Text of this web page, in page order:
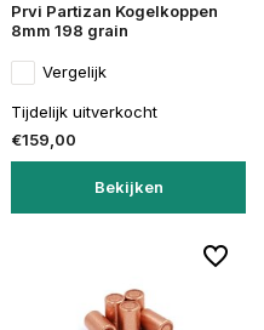
Prvi Partizan Kogelkoppen
8mm 198 grain
Vergelijk
Tijdelijk uitverkocht
€159,00
Bekijken